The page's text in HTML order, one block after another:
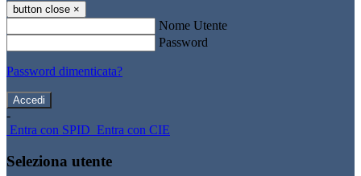
button close ×
Nome Utente
Password
Password dimenticata?
-
Entra con SPID Entra con CIE
Seleziona utente